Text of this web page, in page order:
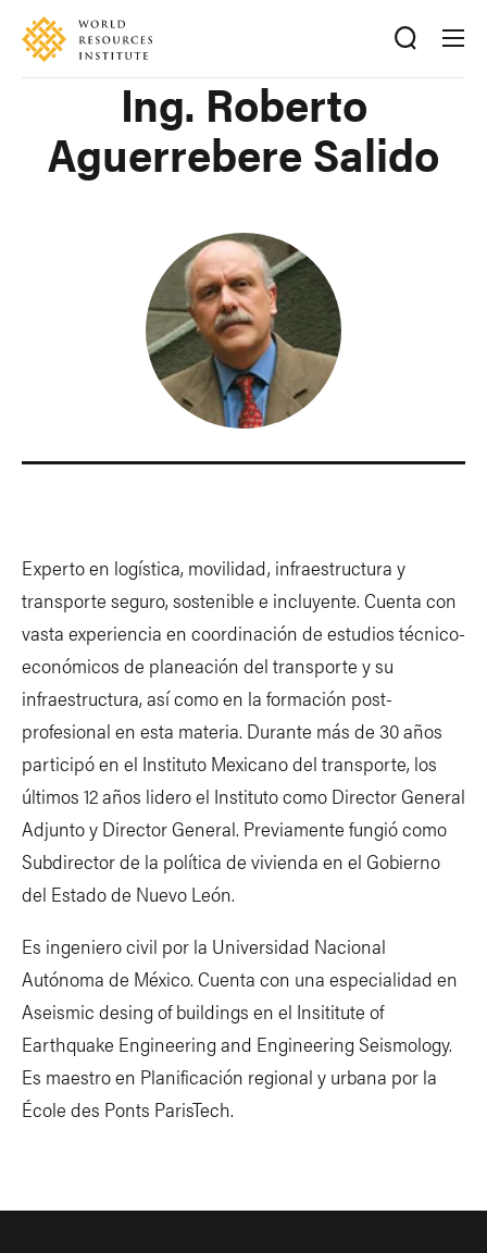
Skip
main
Accessibility
Ing. Roberto
Aguerrebere Salido
Experto en logística, movilidad, infraestructura y
transporte seguro, sostenible e incluyente. Cuenta con
vasta experiencia en coordinación de estudios técnico-
económicos de planeación del transporte y su
infraestructura, así como en la formación post-
profesional en esta materia. Durante más de 30 años
participó en el Instituto Mexicano del transporte, los
últimos 12 años lidero el Instituto como Director General
Adjunto y Director General. Previamente fungió como
Subdirector de la política de vivienda en el Gobierno
del Estado de Nuevo León.
Es ingeniero civil por la Universidad Nacional
Autónoma de México. Cuenta con una especialidad en
Aseismic desing of buildings en el Insititute of
Earthquake Engineering and Engineering Seismology.
Es maestro en Planificación regional y urbana por la
École des Ponts ParisTech.